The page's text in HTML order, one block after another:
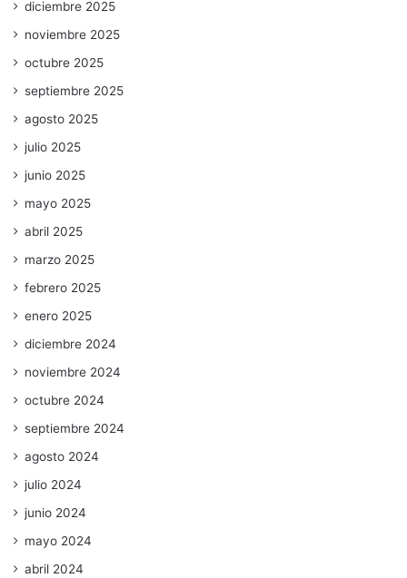
diciembre 2025
noviembre 2025
octubre 2025
septiembre 2025
agosto 2025
julio 2025
junio 2025
mayo 2025
abril 2025
marzo 2025
febrero 2025
enero 2025
diciembre 2024
noviembre 2024
octubre 2024
septiembre 2024
agosto 2024
julio 2024
junio 2024
mayo 2024
abril 2024